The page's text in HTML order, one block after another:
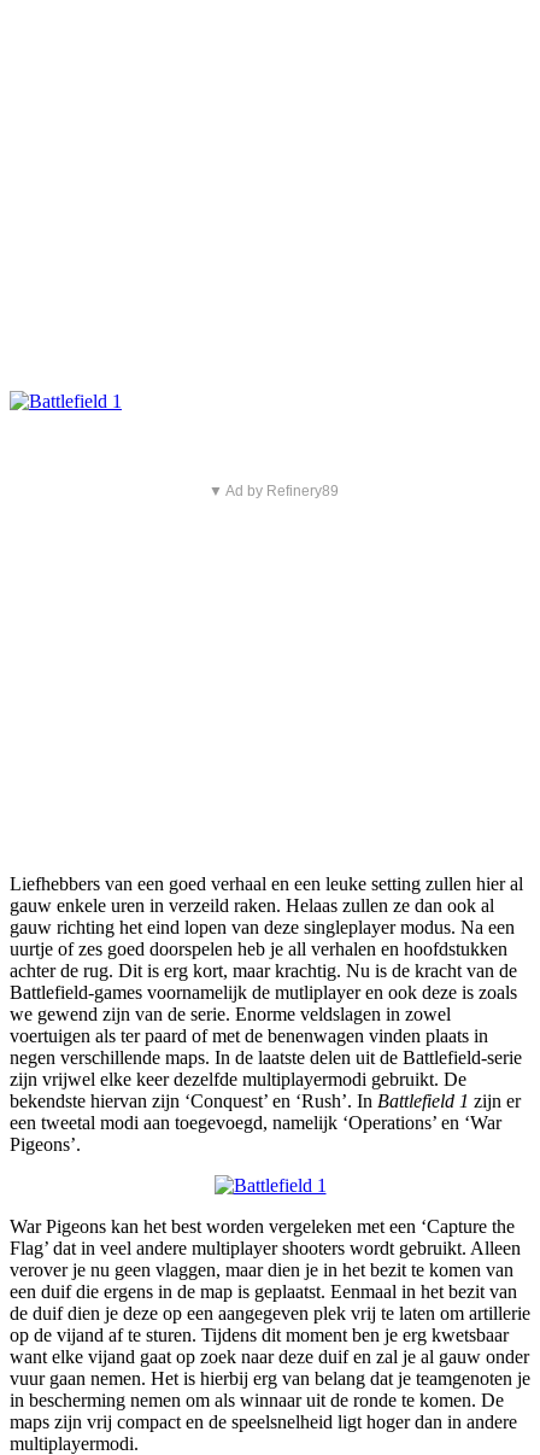
▼ Ad by Refinery89
Liefhebbers van een goed verhaal en een leuke setting zullen hier al
gauw enkele uren in verzeild raken. Helaas zullen ze dan ook al
gauw richting het eind lopen van deze singleplayer modus. Na een
uurtje of zes goed doorspelen heb je all verhalen en hoofdstukken
achter de rug. Dit is erg kort, maar krachtig. Nu is de kracht van de
Battlefield-games voornamelijk de mutliplayer en ook deze is zoals
we gewend zijn van de serie. Enorme veldslagen in zowel
voertuigen als ter paard of met de benenwagen vinden plaats in
negen verschillende maps. In de laatste delen uit de Battlefield-serie
zijn vrijwel elke keer dezelfde multiplayermodi gebruikt. De
bekendste hiervan zijn ‘Conquest’ en ‘Rush’. In Battlefield 1 zijn er
een tweetal modi aan toegevoegd, namelijk ‘Operations’ en ‘War
Pigeons’.
War Pigeons kan het best worden vergeleken met een ‘Capture the
Flag’ dat in veel andere multiplayer shooters wordt gebruikt. Alleen
verover je nu geen vlaggen, maar dien je in het bezit te komen van
een duif die ergens in de map is geplaatst. Eenmaal in het bezit van
de duif dien je deze op een aangegeven plek vrij te laten om artillerie
op de vijand af te sturen. Tijdens dit moment ben je erg kwetsbaar
want elke vijand gaat op zoek naar deze duif en zal je al gauw onder
vuur gaan nemen. Het is hierbij erg van belang dat je teamgenoten je
in bescherming nemen om als winnaar uit de ronde te komen. De
maps zijn vrij compact en de speelsnelheid ligt hoger dan in andere
multiplayermodi.